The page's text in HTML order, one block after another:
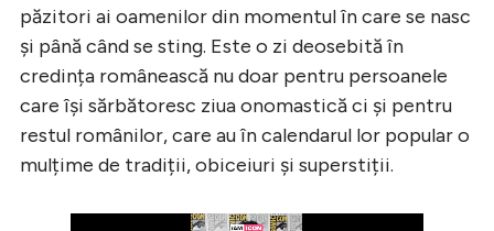
păzitori ai oamenilor din momentul în care se nasc
și până când se sting. Este o zi deosebită în
credința românească nu doar pentru persoanele
care își sărbătoresc ziua onomastică ci și pentru
restul românilor, care au în calendarul lor popular o
mulțime de tradiții, obiceiuri și superstiții.